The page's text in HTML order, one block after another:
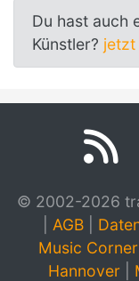
Du hast auch
Künstler? jetzt
© 2002-2026
AGB
Music
Hannover